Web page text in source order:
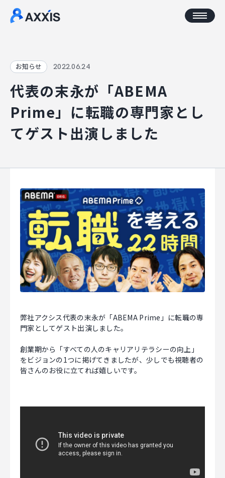
CORPORATE
SERVICE
AXXISのサービス
マジキャリ
すべらないキャリアエージェント
すべらない転職
NEWS
ニュース
お知らせ
記事掲載
社長ブログ
お知らせ 2022.06.24
代表の末永が「ABEMA
Prime」に転職の専門家とし
てゲスト出演しました
弊社アクシス代表の末永が「ABEMA Prime」に転職の専
門家としてゲスト出演しました。
創業期から「すべての人のキャリアリテラシーの向上」
をビジョンの1つに掲げてきましたが、少しでも視聴者の
皆さんのお役に立てれば嬉しいです。